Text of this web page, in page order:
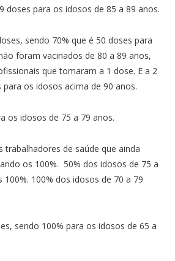
doses para os idosos de 85 a 89 anos.
sendo 70% que é 50 doses para
foram vacinados de 80 a 89 anos,
que tomaram a 1 dose. E a 2
os idosos acima de 90 anos.
os idosos de 75 a 79 anos.
trabalhadores de saúde que ainda
os 100%. 50% dos idosos de 75 a
100% dos idosos de 70 a 79
sendo 100% para os idosos de 65 a